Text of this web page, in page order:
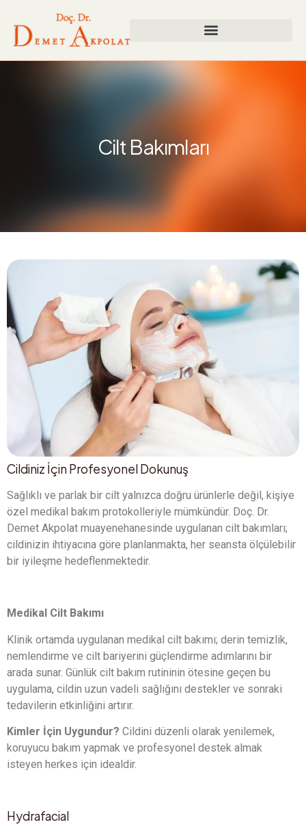
Cilt Bakımları
Cildiniz İçin Profesyonel Dokunuş
Sağlıklı ve parlak bir cilt yalnızca doğru ürünlerle değil, kişiye
özel medikal bakım protokolleriyle mümkündür. Doç. Dr.
Demet Akpolat muayenehanesinde uygulanan cilt bakımları;
cildinizin ihtiyacına göre planlanmakta, her seansta ölçülebilir
bir iyileşme hedeflenmektedir.
Medikal Cilt Bakımı
Klinik ortamda uygulanan medikal cilt bakımı; derin temizlik,
nemlendirme ve cilt bariyerini güçlendirme adımlarını bir
arada sunar. Günlük cilt bakım rutininin ötesine geçen bu
uygulama, cildin uzun vadeli sağlığını destekler ve sonraki
tedavilerin etkinliğini artırır.
Kimler İçin Uygundur? Cildini düzenli olarak yenilemek,
koruyucu bakım yapmak ve profesyonel destek almak
isteyen herkes için idealdir.
Hydrafacial